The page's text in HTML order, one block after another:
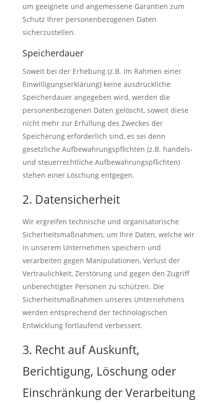
um geeignete und angemessene Garantien zum
Schutz Ihrer personenbezogenen Daten
sicherzustellen.
Speicherdauer
Soweit bei der Erhebung (z.B. im Rahmen einer
Einwilligungserklärung) keine ausdrückliche
Speicherdauer angegeben wird, werden die
personenbezogenen Daten gelöscht, soweit diese
nicht mehr zur Erfüllung des Zweckes der
Speicherung erforderlich sind, es sei denn
gesetzliche Aufbewahrungspflichten (z.B. handels-
und steuerrechtliche Aufbewahrungspflichten)
stehen einer Löschung entgegen.
2. Datensicherheit
Wir ergreifen technische und organisatorische
Sicherheitsmaßnahmen, um Ihre Daten, welche wir
in unserem Unternehmen speichern und
verarbeiten gegen Manipulationen, Verlust der
Vertraulichkeit, Zerstörung und gegen den Zugriff
unberechtigter Personen zu schützen. Die
Sicherheitsmaßnahmen unseres Unternehmens
werden entsprechend der technologischen
Entwicklung fortlaufend verbessert.
3. Recht auf Auskunft,
Berichtigung, Löschung oder
Einschränkung der Verarbeitung